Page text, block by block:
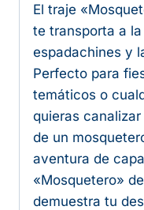
El traje
te transporta a
espadachines y
Perfecto para
temáticos o
quieras
de un
aventura de
«Mosquetero»
demuestra tu